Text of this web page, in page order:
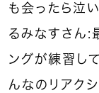
も会ったら泣
るみなすさん
ングが練習し
んなのリアク